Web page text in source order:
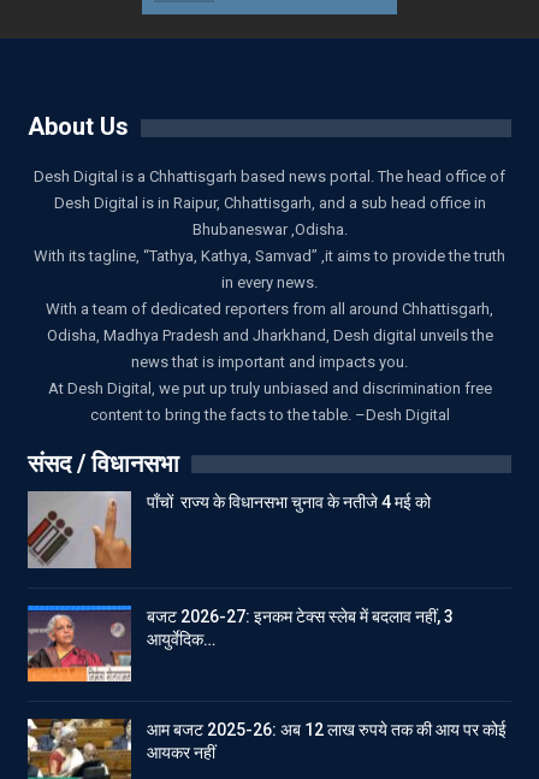
About Us
Desh Digital is a Chhattisgarh based news portal. The head office of
Desh Digital is in Raipur, Chhattisgarh, and a sub head office in
Bhubaneswar ,Odisha.
With its tagline, “Tathya, Kathya, Samvad” ,it aims to provide the truth
in every news.
With a team of dedicated reporters from all around Chhattisgarh,
Odisha, Madhya Pradesh and Jharkhand, Desh digital unveils the
news that is important and impacts you.
At Desh Digital, we put up truly unbiased and discrimination free
content to bring the facts to the table. –Desh Digital
संसद / विधानसभा
पाँचों राज्य के विधानसभा चुनाव के नतीजे 4 मई को
बजट 2026-27: इनकम टेक्स स्लेब में बदलाव नहीं, 3
आयुर्वेदिक…
आम बजट 2025-26: अब 12 लाख रुपये तक की आय पर कोई
आयकर नहीं